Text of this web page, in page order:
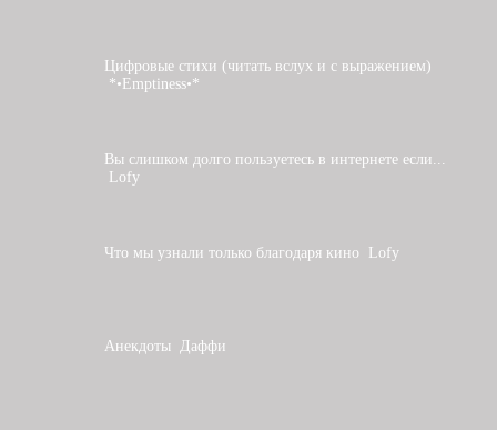
Цифровые стихи (читать вслух и с выражением)
*•Emptiness•*
Вы слишком долго пользуетесь в интернете если...
Lofy
Что мы узнали только благодаря кино Lofy
Анекдоты Даффи